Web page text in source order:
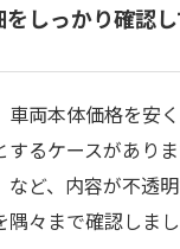
しっかり確認
車両本体価格を安
るケースがあり
など、内容が不透
々まで確認しまし